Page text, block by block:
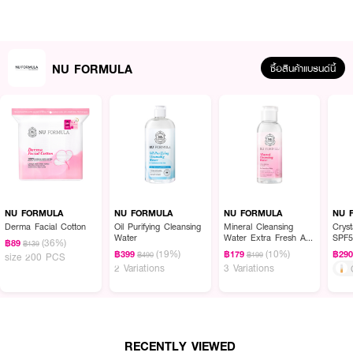
กดปั้มโฟมออกมา นวดเบาๆให้ทั่วใบหน้า จากนั้นล้างออกด้วยน้ำสะอาดให้หมดจด
NU FORMULA ซื้อสินค้าแบรนด์นี้
NU FORMULA
Derma Facial Cotton
฿89 ฿139 (36%)
size 200 PCS
NU FORMULA
Oil Purifying Cleansing
Water
฿399 ฿490 (19%)
2 Variations
NU FORMULA
Mineral Cleansing
Water Extra Fresh And
Clean
฿179 ฿199 (10%)
3 Variations
NU
฿290
RECENTLY VIEWED